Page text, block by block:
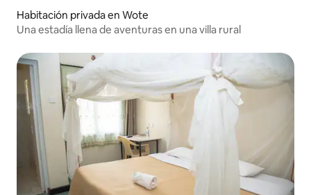
Habitación privada en Wote
Una estadía llena de aventuras en una villa rural